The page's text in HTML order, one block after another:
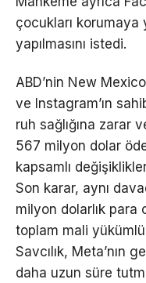
çocukları korumaya
yapılmasını istedi.
ABD’nin New
ve Instagram’ın
ruh sağlığına zarar
567 milyon dolar
kapsamlı
Son karar, aynı
milyon dolarlık para
toplam mali
Savcılık, Meta’nın
daha uzun süre